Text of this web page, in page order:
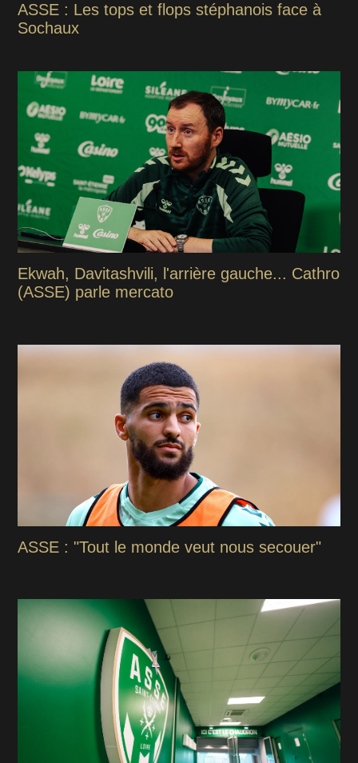
ASSE : Les tops et flops stéphanois face à
Sochaux
Ekwah, Davitashvili, l'arrière gauche... Cathro
(ASSE) parle mercato
ASSE : "Tout le monde veut nous secouer"